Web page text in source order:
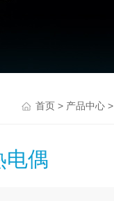
首页> 产品中心>
电偶